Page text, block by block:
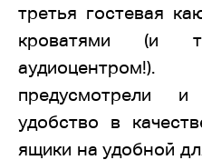
третья гостевая
кроватями (и
предусмотрели
удобство в
ящики на удобной